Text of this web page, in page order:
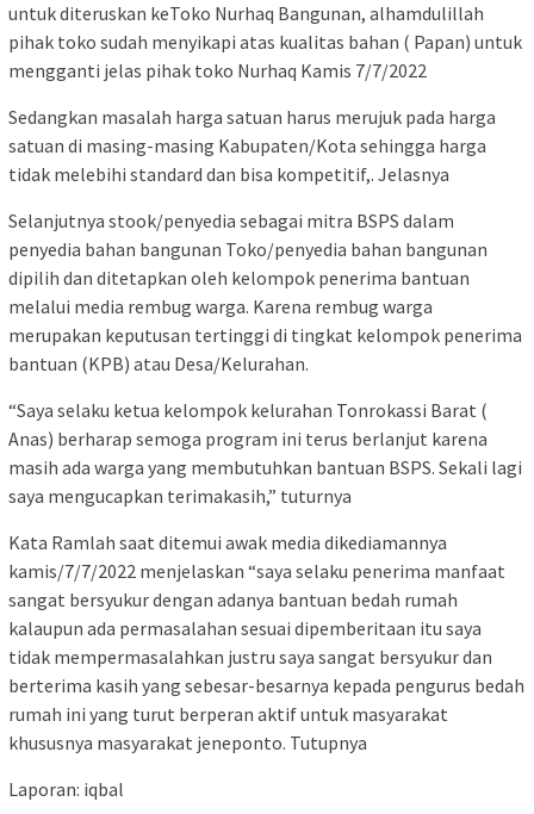
untuk diteruskan keToko Nurhaq Bangunan, alhamdulillah
pihak toko sudah menyikapi atas kualitas bahan ( Papan) untuk
mengganti jelas pihak toko Nurhaq Kamis 7/7/2022
Sedangkan masalah harga satuan harus merujuk pada harga
satuan di masing-masing Kabupaten/Kota sehingga harga
tidak melebihi standard dan bisa kompetitif,. Jelasnya
Selanjutnya stook/penyedia sebagai mitra BSPS dalam
penyedia bahan bangunan Toko/penyedia bahan bangunan
dipilih dan ditetapkan oleh kelompok penerima bantuan
melalui media rembug warga. Karena rembug warga
merupakan keputusan tertinggi di tingkat kelompok penerima
bantuan (KPB) atau Desa/Kelurahan.
“Saya selaku ketua kelompok kelurahan Tonrokassi Barat (
Anas) berharap semoga program ini terus berlanjut karena
masih ada warga yang membutuhkan bantuan BSPS. Sekali lagi
saya mengucapkan terimakasih,” tuturnya
Kata Ramlah saat ditemui awak media dikediamannya
kamis/7/7/2022 menjelaskan “saya selaku penerima manfaat
sangat bersyukur dengan adanya bantuan bedah rumah
kalaupun ada permasalahan sesuai dipemberitaan itu saya
tidak mempermasalahkan justru saya sangat bersyukur dan
berterima kasih yang sebesar-besarnya kepada pengurus bedah
rumah ini yang turut berperan aktif untuk masyarakat
khususnya masyarakat jeneponto. Tutupnya
Laporan: iqbal